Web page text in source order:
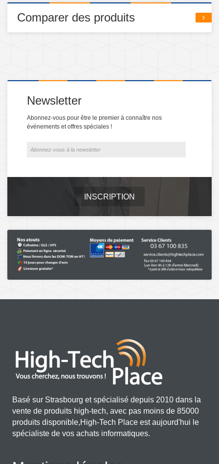
Comparer des produits
Newsletter
Abonnez-vous pour être le premier à connaître nos
événements et offres spéciales !
INSCRIPTION
Basé sur Strasbourg et spécialisé depuis 2010 dans la
vente de produits high-tech, avec pas moins de 85000
produits disponible,High-Tech Place est aujourd'hui le
spécialiste de vos achats informatiques.